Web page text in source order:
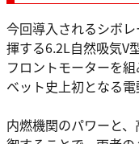
今回導入されるシボ
揮する6.2L自然吸気V
フロントモーターを
ベット史上初となる電
内燃機関のパワーと